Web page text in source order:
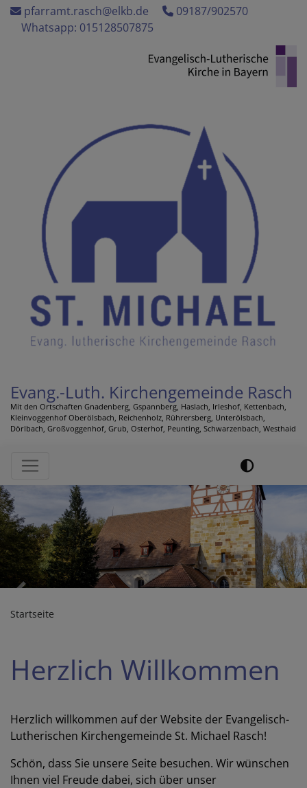
Direkt
zum
pfarramt.rasch@elkb.de
09187/902570
Whatsapp: 015128507875
Evang.-Luth. Kirchengemeinde Rasch
Mit den Ortschaften Gnadenberg, Gspannberg, Haslach, Irleshof, Kettenbach,
Kleinvoggenhof Oberölsbach, Reichenholz, Rührersberg, Unterölsbach,
Dörlbach, Großvoggenhof, Grub, Osterhof, Peunting, Schwarzenbach, Westhaid
Hauptnavigation
Startseite
Herzlich Willkommen
Herzlich willkommen auf der Website der Evangelisch-
Lutherischen Kirchengemeinde St. Michael Rasch!
Schön, dass Sie unsere Seite besuchen. Wir wünschen
Ihnen viel Freude dabei, sich über unser